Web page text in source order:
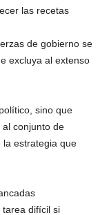
las recetas
de gobierno se
excluya al extenso
sino que
conjunto de
la estrategia que
difícil si